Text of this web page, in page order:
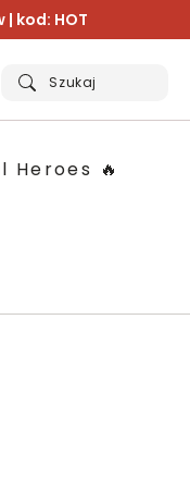
kod: HOT
Szukaj
Heroes 🔥